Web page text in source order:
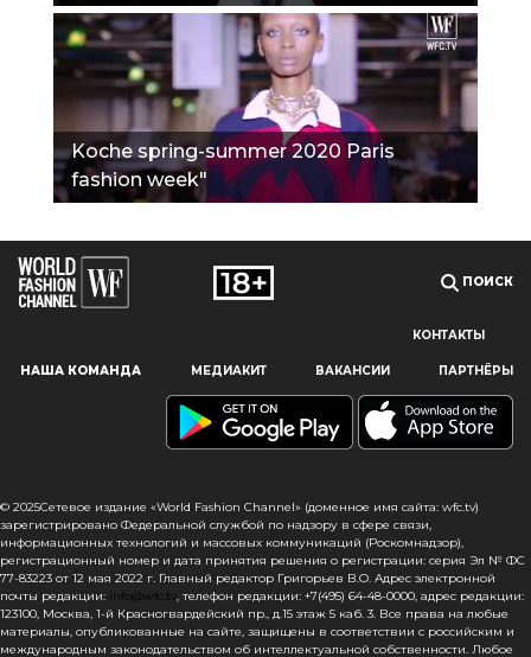
Наш сайт использует файлы cookie и похожие технологии,
пользователям, предоставляя персонализированную
информацию, запоминая предпочтения в области
сайта, вы подтверждаете свое согласие на использование
файлов cookie в соответствии с настоящим уведомлением
в отношении данного типа файлов. Если вы не согласны
с тем, чтобы мы использовали данный тип файлов,
то вы должны соответствующим образом установить
настройки вашего браузера или не использовать сайт wfc.tv
Koche spring-summer 2020 Paris
fashion week"
ПОИСК
КОНТАКТЫ
НАША КОМАНДА МЕДИАКИТ ВАКАНСИИ ПАРТНЁРЫ
© 2025Сетевое издание «World Fashion Channel» (доменное имя сайта: wfc.tv)
зарегистрировано Федеральной службой по надзору в сфере связи,
информационных технологий и массовых коммуникаций (Роскомнадзор),
регистрационный номер и дата принятия решения о регистрации: серия Эл № ФС
77-83223 от 12 мая 2022 г. Главный редактор Григорьев В.О. Адрес электронной
почты редакции: info@wfc.tv, телефон редакции: +7(495) 64-48-0000, адрес редакции:
123100, Москва, 1-й Красногвардейский пр., д.15 этаж 5 каб. 3. Все права на любые
материалы, опубликованные на сайте, защищены в соответствии с российским и
международным законодательством об интеллектуальной собственности. Любое